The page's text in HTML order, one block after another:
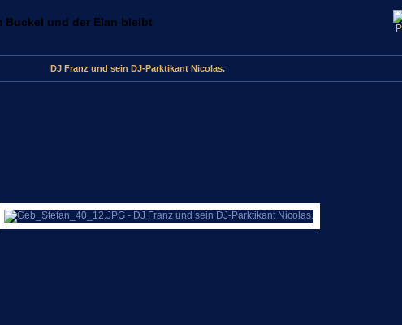
Buckel und der Elan bleibt
DJ Franz und sein DJ-Parktikant Nicolas.